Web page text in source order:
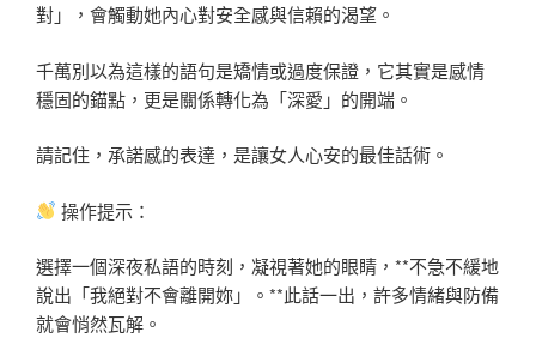
對」，會觸動她內心對安全感與信賴的渴望。
千萬別以為這樣的語句是矯情或過度保證，它其實是感情
穩固的錨點，更是關係轉化為「深愛」的開端。
請記住，承諾感的表達，是讓女人心安的最佳話術。
操作提示：
選擇一個深夜私語的時刻，凝視著她的眼睛，**不急不緩地
說出「我絕對不會離開妳」。**此話一出，許多情緒與防備
就會悄然瓦解。